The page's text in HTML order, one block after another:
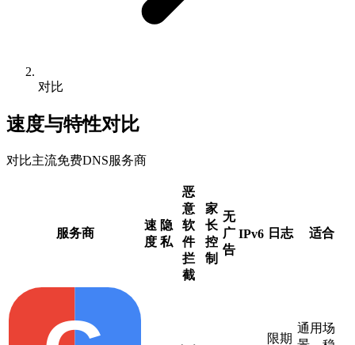
对比
速度与特性对比
对比主流免费DNS服务商
服务商
速
度
隐
私
恶
意
软
件
拦
截
家
长
控
制
无
广
告
IPv6 日志 适合
限期
通用场